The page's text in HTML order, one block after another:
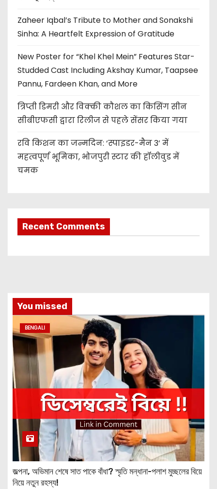
Zaheer Iqbal’s Tribute to Mother and Sonakshi
Sinha: A Heartfelt Expression of Gratitude
New Poster for “Khel Khel Mein” Features Star-
Studded Cast Including Akshay Kumar, Taapsee
Pannu, Fardeen Khan, and More
त्रिप्ती डिमरी और विक्की कौशल का किसिंग सीन
सीबीएफसी द्वारा रिलीज से पहले सेंसर किया गया
रवि किशन का जन्मदिन: ‘स्पाइडर-मैन 3’ में
महत्वपूर्ण भूमिका, भोजपुरी स्टार की हॉलीवुड में
चमक
Recent Comments
You missed
BENGALI
জল্পনা, অভিমান শেষে সাত পাকে বাঁধা? স্মৃতি মন্ধানা-পলাশ মুচ্ছলের বিয়ে
নিয়ে নতুন রহস্য!